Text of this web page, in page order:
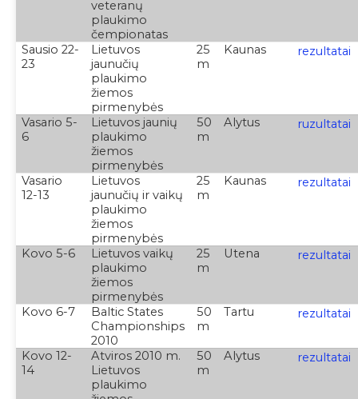
veteranų
plaukimo
čempionatas
Sausio 22-
23
Lietuvos
jaunučių
plaukimo
žiemos
pirmenybės
25
m
Kaunas rezultatai
Vasario 5-
6
Lietuvos jaunių
plaukimo
žiemos
pirmenybės
50
m
Alytus ruzultatai
Vasario
12-13
Lietuvos
jaunučių ir vaikų
plaukimo
žiemos
pirmenybės
25
m
Kaunas rezultatai
Kovo 5-6
Lietuvos vaikų
plaukimo
žiemos
pirmenybės
25
m
Utena rezultatai
Kovo 6-7
Baltic States
Championships
2010
50
m
Tartu rezultatai
Kovo 12-
14
Atviros 2010 m.
Lietuvos
plaukimo
50
m
Alytus rezultatai